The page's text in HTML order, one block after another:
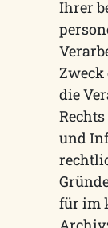
Ihrer
die
und
für im